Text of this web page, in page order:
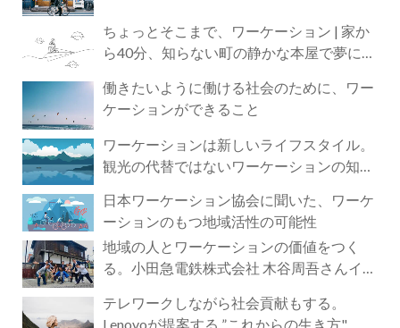
ちょっとそこまで、ワーケーション | 家か
ら40分、知らない町の静かな本屋で夢に近
働きたいように働ける社会のために、ワー
ケーションができること
ワーケーションは新しいライフスタイル。
観光の代替ではないワーケーションの知ら
日本ワーケーション協会に聞いた、ワーケ
ーションのもつ地域活性の可能性
地域の人とワーケーションの価値をつく
る。小田急電鉄株式会社 木谷周吾さんイン
テレワークしながら社会貢献もする。
Lenovoが提案する ”これからの生き方"